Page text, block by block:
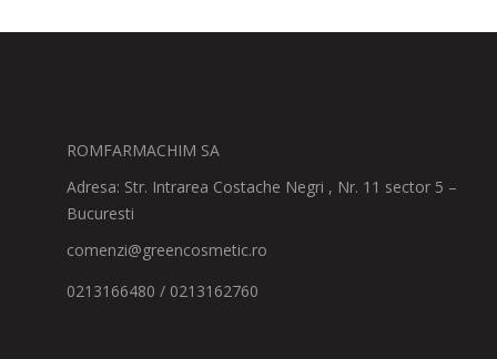
ROMFARMACHIM SA
Adresa: Str. Intrarea Costache Negri , Nr. 11 sector 5 –
Bucuresti
comenzi@greencosmetic.ro
0213166480 / 0213162760